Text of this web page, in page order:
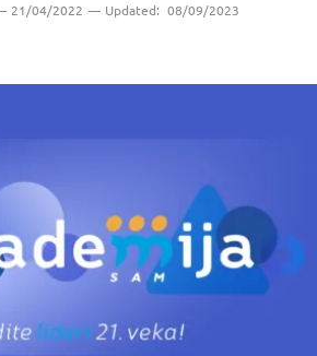
21/04/2022 Updated: 08/09/2023